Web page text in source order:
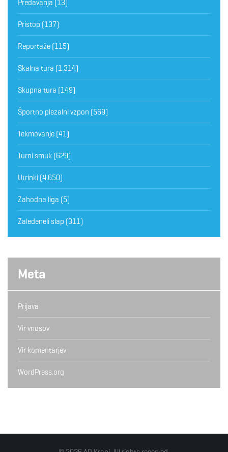
Predavanja (13)
Pristop (137)
Reportaže (115)
Skalna tura (1.314)
Skupna tura (149)
Športno plezalni vzpon (569)
Tekmovanje (41)
Turni smuk (629)
Utrinki (4.650)
Zahodna liga (5)
Zaledeneli slap (311)
Meta
Prijava
Vir vnosov
Vir komentarjev
WordPress.org